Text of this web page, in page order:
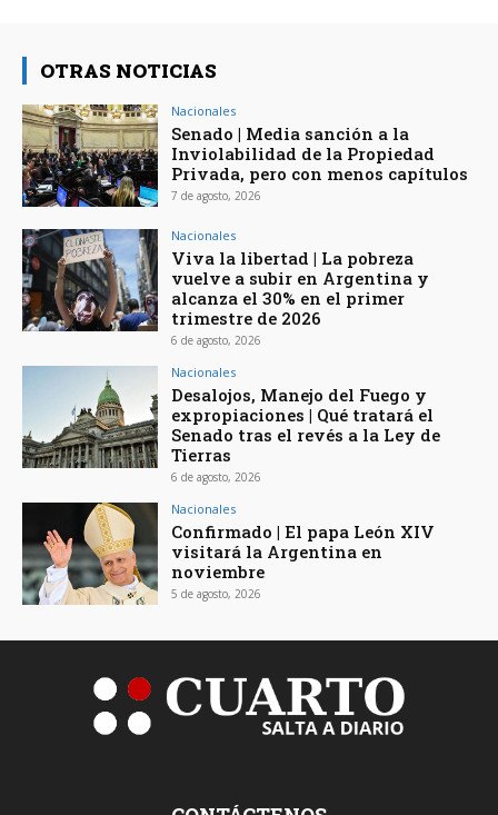
OTRAS NOTICIAS
Nacionales
Senado | Media sanción a la
Inviolabilidad de la Propiedad
Privada, pero con menos capítulos
7 de agosto, 2026
Nacionales
Viva la libertad | La pobreza
vuelve a subir en Argentina y
alcanza el 30% en el primer
trimestre de 2026
6 de agosto, 2026
Nacionales
Desalojos, Manejo del Fuego y
expropiaciones | Qué tratará el
Senado tras el revés a la Ley de
Tierras
6 de agosto, 2026
Nacionales
Confirmado | El papa León XIV
visitará la Argentina en
noviembre
5 de agosto, 2026